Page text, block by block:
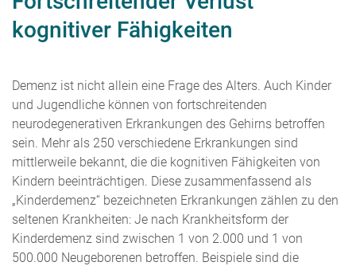
kognitiver Fähigkeiten
Demenz ist nicht allein eine Frage des Alters. Auch Kinder
und Jugendliche können von fortschreitenden
neurodegenerativen Erkrankungen des Gehirns betroffen
sein. Mehr als 250 verschiedene Erkrankungen sind
mittlerweile bekannt, die die kognitiven Fähigkeiten von
Kindern beeinträchtigen. Diese zusammenfassend als
„Kinderdemenz“ bezeichneten Erkrankungen zählen zu den
seltenen Krankheiten: Je nach Krankheitsform der
Kinderdemenz sind zwischen 1 von 2.000 und 1 von
500.000 Neugeborenen betroffen. Beispiele sind die